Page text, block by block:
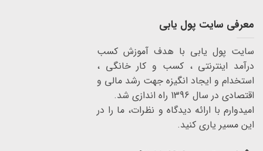
معرفی سایت پول یابی
سایت پول یابی با هدف آموزش کسب
درآمد اینترنتی ، کسب و کار خانگی ،
استخدام و ایجاد انگیزه جهت رشد مالی و
اقتصادی در سال 1396 راه اندازی شد.
امیدوارم با ارائه دیدگاه و نظرات، ما را در
این مسیر یاری کنید.